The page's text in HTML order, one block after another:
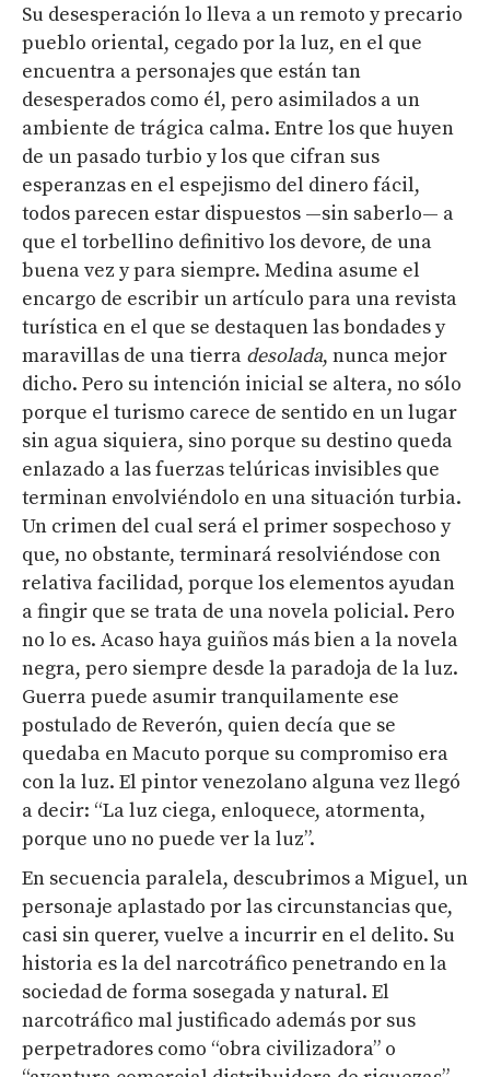
Su desesperación lo lleva a un remoto y precario
pueblo oriental, cegado por la luz, en el que
encuentra a personajes que están tan
desesperados como él, pero asimilados a un
ambiente de trágica calma. Entre los que huyen
de un pasado turbio y los que cifran sus
esperanzas en el espejismo del dinero fácil,
todos parecen estar dispuestos —sin saberlo— a
que el torbellino definitivo los devore, de una
buena vez y para siempre. Medina asume el
encargo de escribir un artículo para una revista
turística en el que se destaquen las bondades y
maravillas de una tierra desolada, nunca mejor
dicho. Pero su intención inicial se altera, no sólo
porque el turismo carece de sentido en un lugar
sin agua siquiera, sino porque su destino queda
enlazado a las fuerzas telúricas invisibles que
terminan envolviéndolo en una situación turbia.
Un crimen del cual será el primer sospechoso y
que, no obstante, terminará resolviéndose con
relativa facilidad, porque los elementos ayudan
a fingir que se trata de una novela policial. Pero
no lo es. Acaso haya guiños más bien a la novela
negra, pero siempre desde la paradoja de la luz.
Guerra puede asumir tranquilamente ese
postulado de Reverón, quien decía que se
quedaba en Macuto porque su compromiso era
con la luz. El pintor venezolano alguna vez llegó
a decir: “La luz ciega, enloquece, atormenta,
porque uno no puede ver la luz”.
En secuencia paralela, descubrimos a Miguel, un
personaje aplastado por las circunstancias que,
casi sin querer, vuelve a incurrir en el delito. Su
historia es la del narcotráfico penetrando en la
sociedad de forma sosegada y natural. El
narcotráfico mal justificado además por sus
perpetradores como “obra civilizadora” o